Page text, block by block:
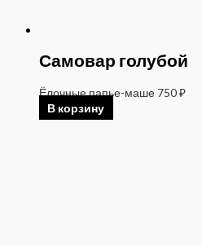
Самовар голубой
Ёлочные папье-маше 750₽
В корзину